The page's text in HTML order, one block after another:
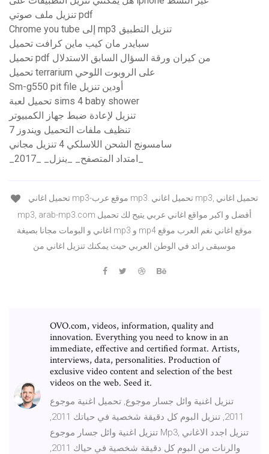
تنزيل ملف صوتي pdf
Chrome you tube إلى mp3 تنزيل التطبيق
سبايدر مان كيب ماين كرافت تحميل
تحميل pdf من كيران ورقة السؤال السابق الاستدلال
تحميل terrarium على الروبوت اللوحي
Sm-g550 pit file أودين تنزيل
تحميل لعبة sims 4 baby shower
تنزيل لإعادة ضبط جهاز الكمبيوتر
تنظيف ملفات التحميل ويندوز 7
سامسونج الشحن اللاسلكي 4 تنزيل مجاني
mp3, arab-mp3.com أفضل و اكبر مواقع اغاني عربي يتيح لك تحميل
اغاني و البومات مجانا بصيغة mp3 و mp4 موقع اغاني نغم العرب موقع
موسيقى رائد في الوطن العربي حيث يمكنك تنزيل اغاني من
OVO.com, videos, information, quality and
innovation. Everything you need to know in an
immediate, effective and certified format. Artists,
interviews, data, personalities. Production of
exclusive video content and selection of the best
videos on the web. Seed it.
تنزيل اغنية وائل جسار موجوع, تحميل اغنية موجوع
2011, تنزيل البوم كل دقيقة شخصية في حياتك 2011,
تنزيل اغنية وائل جسار موجوع Mp3, تنزيل اجدد الاغاني
والرنات من البوم كل دقيقة شخصية في حياك 2011,